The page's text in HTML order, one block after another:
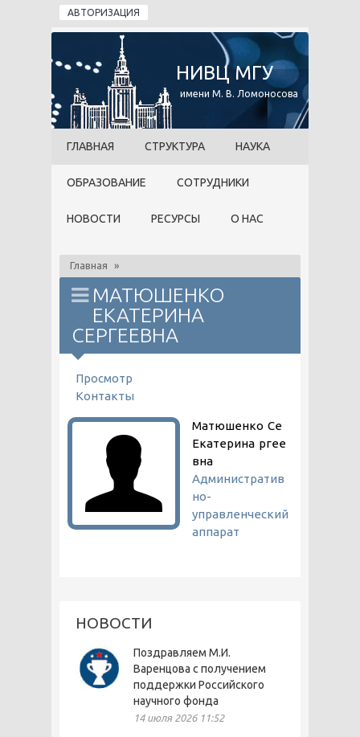
Перейти к основному содержанию
АВТОРИЗАЦИЯ
НИВЦ МГУ
имени М. В. Ломоносова
ГЛАВНАЯ СТРУКТУРА НАУКА
ОБРАЗОВАНИЕ СОТРУДНИКИ
НОВОСТИ РЕСУРСЫ О НАС
Главная »
МАТЮШЕНКО
ЕКАТЕРИНА
СЕРГЕЕВНА
ГЛАВНЫЕ ВКЛАДКИ
Просмотр
Контакты
Матюшенко
Екатерина
Се
ргее
вна
Административ
но-
управленческий
аппарат
НОВОСТИ
Поздравляем М.И.
Варенцова с получением
поддержки Российского
научного фонда
14 июля 2026 11:52